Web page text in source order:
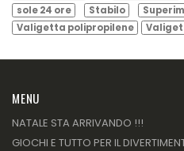
sole 24 ore
Stabilo
Valigetta polipropilene
MENU
NATALE STA ARRIVANDO !!!
GIOCHI E TUTTO PER IL